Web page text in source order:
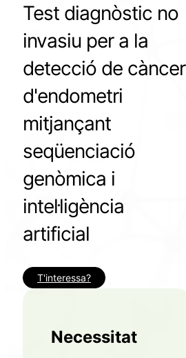
Test diagnòstic no
invasiu per a la
detecció de càncer
d'endometri
mitjançant
seqüenciació
genòmica i
intel·ligència
artificial
T'interessa?
Necessitat